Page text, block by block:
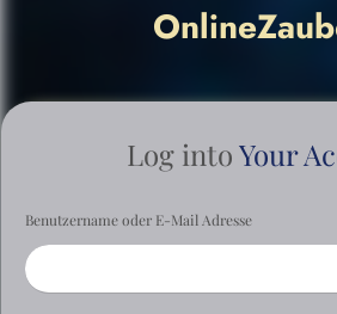
Log intoYour
Benutzername oder E-Mail Adresse